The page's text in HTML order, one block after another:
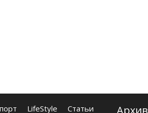
LifeStyle Статьи